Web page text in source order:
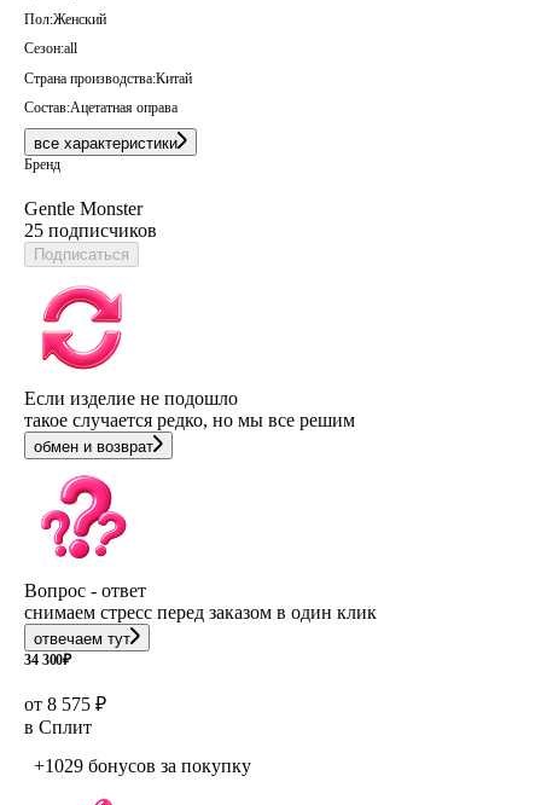
Пол:Женский
Сезон:all
Страна производства:Китай
Состав:Ацетатная оправа
все характеристики
Бренд
Gentle Monster
25 подписчиков
Подписаться
Если изделие не подошло
такое случается редко, но мы все решим
обмен и возврат
Вопрос - ответ
снимаем стресс перед заказом в один клик
отвечаем тут
34 300₽
от 8 575 ₽
в Сплит
+1029 бонусов за покупку